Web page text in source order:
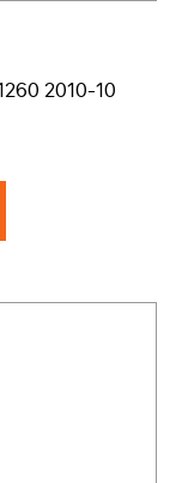
2010-10